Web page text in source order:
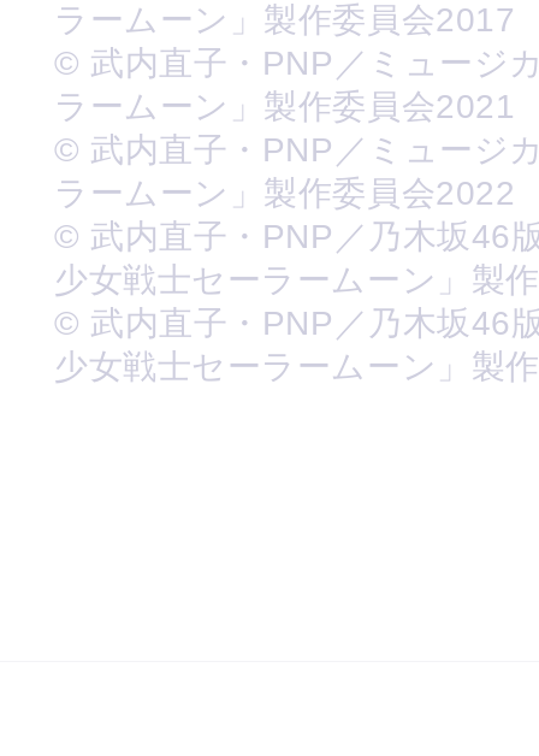
ラームーン」製作委員会2017
© 武内直子・PNP／ミュージ
ラームーン」製作委員会2021
© 武内直子・PNP／ミュージ
ラームーン」製作委員会2022
© 武内直子・PNP／乃木坂46
少女戦士セーラームーン」製
© 武内直子・PNP／乃木坂46
少女戦士セーラームーン」製